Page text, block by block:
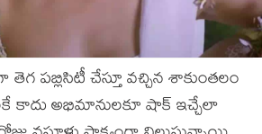
పబ్లిసిటీ చేస్తూ వచ్చిన శాకుంతలం
కాదు అభిమానులకూ షాక్ ఇచ్చేలా